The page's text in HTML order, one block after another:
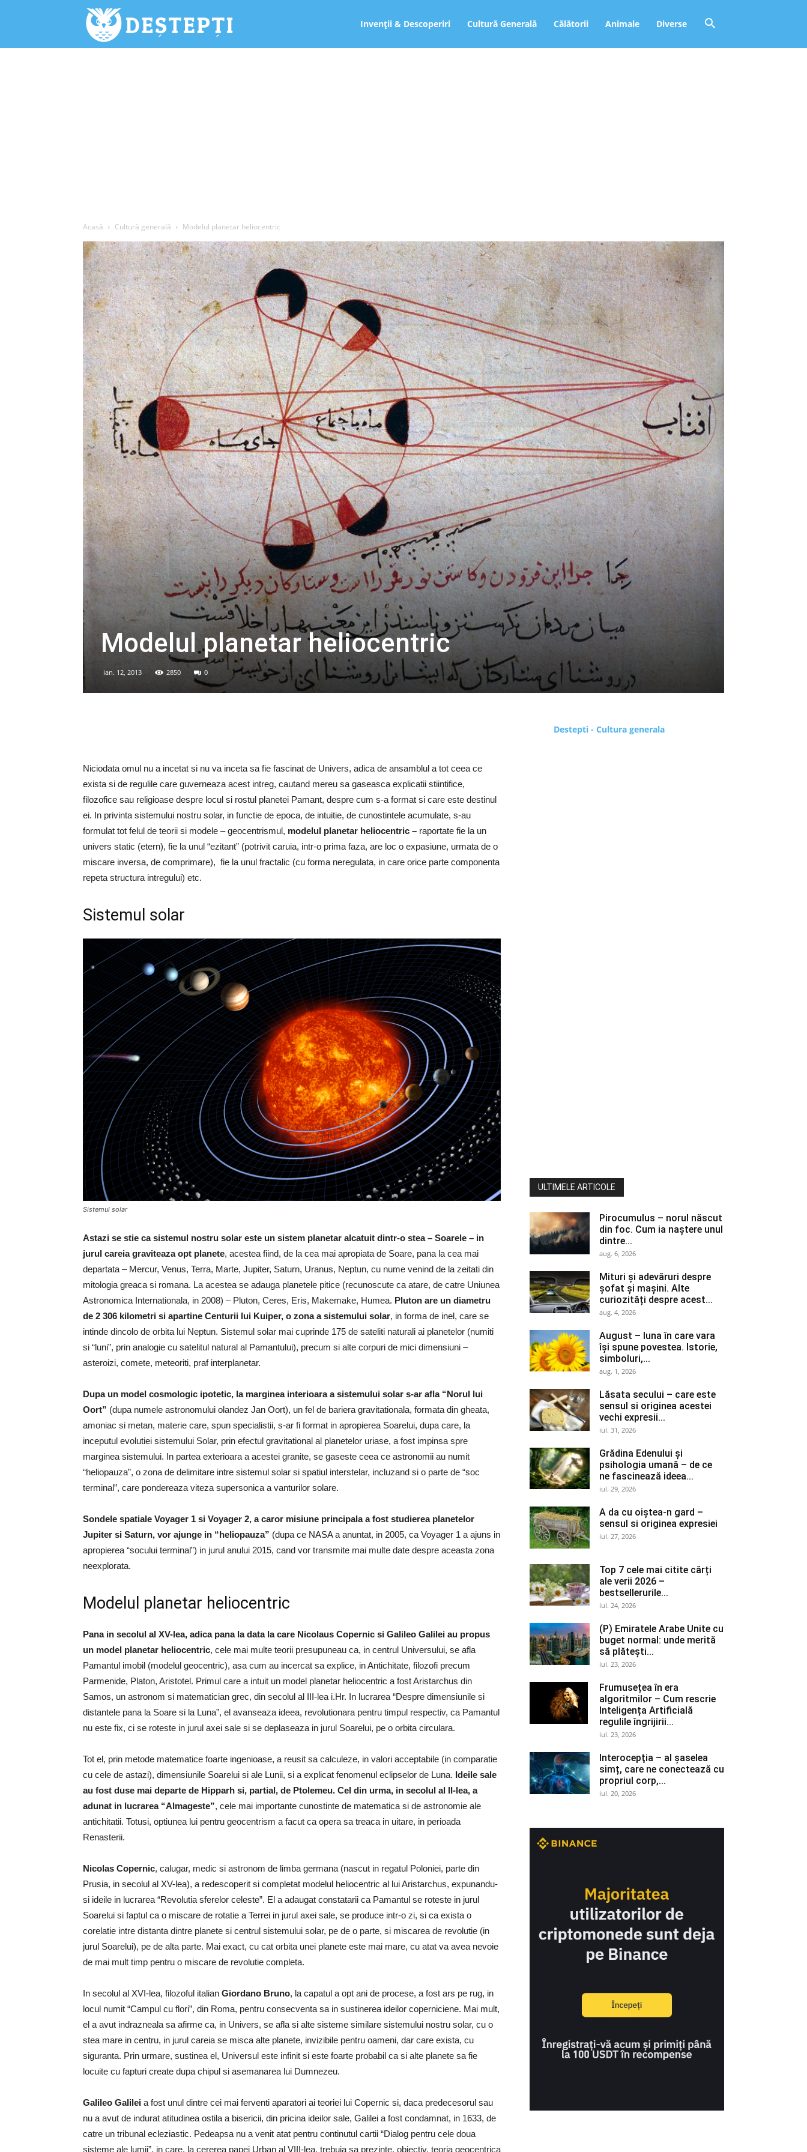
Deștepți.ro Invenții & Descoperiri Cultură Generală Călătorii Animale Diverse
Acasă Cultură generală Modelul planetar heliocentric
Modelul planetar heliocentric
ian. 12, 2013 2850 0
Niciodata omul nu a incetat si nu va inceta sa fie fascinat de Univers, adica de ansamblul a tot ceea ce
exista si de regulile care guverneaza acest intreg, cautand mereu sa gaseasca explicatii stiintifice,
filozofice sau religioase despre locul si rostul planetei Pamant, despre cum s-a format si care este destinul
ei. In privinta sistemului nostru solar, in functie de epoca, de intuitie, de cunostintele acumulate, s-au
formulat tot felul de teorii si modele – geocentrismul, modelul planetar heliocentric – raportate fie la un
univers static (etern), fie la unul “ezitant” (potrivit caruia, intr-o prima faza, are loc o expasiune, urmata de o
miscare inversa, de comprimare), fie la unul fractalic (cu forma neregulata, in care orice parte componenta
repeta structura intregului) etc.
Sistemul solar
Sistemul solar
Astazi se stie ca sistemul nostru solar este un sistem planetar alcatuit dintr-o stea – Soarele – in
jurul careia graviteaza opt planete, acestea fiind, de la cea mai apropiata de Soare, pana la cea mai
departata – Mercur, Venus, Terra, Marte, Jupiter, Saturn, Uranus, Neptun, cu nume venind de la zeitati din
mitologia greaca si romana. La acestea se adauga planetele pitice (recunoscute ca atare, de catre Uniunea
Astronomica Internationala, in 2008) – Pluton, Ceres, Eris, Makemake, Humea. Pluton are un diametru
de 2 306 kilometri si apartine Centurii lui Kuiper, o zona a sistemului solar, in forma de inel, care se
intinde dincolo de orbita lui Neptun. Sistemul solar mai cuprinde 175 de sateliti naturali ai planetelor (numiti
si “luni”, prin analogie cu satelitul natural al Pamantului), precum si alte corpuri de mici dimensiuni –
asteroizi, comete, meteoriti, praf interplanetar.
Dupa un model cosmologic ipotetic, la marginea interioara a sistemului solar s-ar afla “Norul lui
Oort” (dupa numele astronomului olandez Jan Oort), un fel de bariera gravitationala, formata din gheata,
amoniac si metan, materie care, spun specialistii, s-ar fi format in apropierea Soarelui, dupa care, la
inceputul evolutiei sistemului Solar, prin efectul gravitational al planetelor uriase, a fost impinsa spre
marginea sistemului. In partea exterioara a acestei granite, se gaseste ceea ce astronomii au numit
“heliopauza”, o zona de delimitare intre sistemul solar si spatiul interstelar, incluzand si o parte de “soc
terminal”, care pondereaza viteza supersonica a vanturilor solare.
Sondele spatiale Voyager 1 si Voyager 2, a caror misiune principala a fost studierea planetelor
Jupiter si Saturn, vor ajunge in “heliopauza” (dupa ce NASA a anuntat, in 2005, ca Voyager 1 a ajuns in
apropierea “socului terminal”) in jurul anului 2015, cand vor transmite mai multe date despre aceasta zona
neexplorata.
Modelul planetar heliocentric
Pana in secolul al XV-lea, adica pana la data la care Nicolaus Copernic si Galileo Galilei au propus
un model planetar heliocentric, cele mai multe teorii presupuneau ca, in centrul Universului, se afla
Pamantul imobil (modelul geocentric), asa cum au incercat sa explice, in Antichitate, filozofi precum
Parmenide, Platon, Aristotel. Primul care a intuit un model planetar heliocentric a fost Aristarchus din
Samos, un astronom si matematician grec, din secolul al III-lea i.Hr. In lucrarea “Despre dimensiunile si
distantele pana la Soare si la Luna”, el avanseaza ideea, revolutionara pentru timpul respectiv, ca Pamantul
nu este fix, ci se roteste in jurul axei sale si se deplaseaza in jurul Soarelui, pe o orbita circulara.
Tot el, prin metode matematice foarte ingenioase, a reusit sa calculeze, in valori acceptabile (in comparatie
cu cele de astazi), dimensiunile Soarelui si ale Lunii, si a explicat fenomenul eclipselor de Luna. Ideile sale
au fost duse mai departe de Hipparh si, partial, de Ptolemeu. Cel din urma, in secolul al II-lea, a
adunat in lucrarea “Almageste”, cele mai importante cunostinte de matematica si de astronomie ale
antichitatii. Totusi, optiunea lui pentru geocentrism a facut ca opera sa treaca in uitare, in perioada
Renasterii.
Nicolas Copernic, calugar, medic si astronom de limba germana (nascut in regatul Poloniei, parte din
Prusia, in secolul al XV-lea), a redescoperit si completat modelul heliocentric al lui Aristarchus, expunandu-
si ideile in lucrarea “Revolutia sferelor celeste”. El a adaugat constatarii ca Pamantul se roteste in jurul
Soarelui si faptul ca o miscare de rotatie a Terrei in jurul axei sale, se produce intr-o zi, si ca exista o
corelatie intre distanta dintre planete si centrul sistemului solar, pe de o parte, si miscarea de revolutie (in
jurul Soarelui), pe de alta parte. Mai exact, cu cat orbita unei planete este mai mare, cu atat va avea nevoie
de mai mult timp pentru o miscare de revolutie completa.
In secolul al XVI-lea, filozoful italian Giordano Bruno, la capatul a opt ani de procese, a fost ars pe rug, in
locul numit “Campul cu flori”, din Roma, pentru consecventa sa in sustinerea ideilor coperniciene. Mai mult,
el a avut indrazneala sa afirme ca, in Univers, se afla si alte sisteme similare sistemului nostru solar, cu o
stea mare in centru, in jurul careia se misca alte planete, invizibile pentru oameni, dar care exista, cu
siguranta. Prin urmare, sustinea el, Universul este infinit si este foarte probabil ca si alte planete sa fie
locuite cu fapturi create dupa chipul si asemanarea lui Dumnezeu.
Galileo Galilei a fost unul dintre cei mai ferventi aparatori ai teoriei lui Copernic si, daca predecesorul sau
nu a avut de indurat atitudinea ostila a bisericii, din pricina ideilor sale, Galilei a fost condamnat, in 1633, de
catre un tribunal ecleziastic. Pedeapsa nu a venit atat pentru continutul cartii “Dialog pentru cele doua
sisteme ale lumii”, in care, la cererea papei Urban al VIII-lea, trebuia sa prezinte, obiectiv, teoria geocentrica
Destepti - Cultura generala
ULTIMELE ARTICOLE
Pirocumulus – norul născut
din foc. Cum ia naștere unul
dintre...
aug. 6, 2026
Mituri și adevăruri despre
șofat și mașini. Alte
curiozități despre acest...
aug. 4, 2026
August – luna în care vara
își spune povestea. Istorie,
simboluri,...
aug. 1, 2026
Lăsata secului – care este
sensul si originea acestei
vechi expresii...
iul. 31, 2026
Grădina Edenului și
psihologia umană – de ce
ne fascinează ideea...
iul. 29, 2026
A da cu oiștea-n gard –
sensul si originea expresiei
iul. 27, 2026
Top 7 cele mai citite cărți
ale verii 2026 –
bestsellerurile...
iul. 24, 2026
(P) Emiratele Arabe Unite cu
buget normal: unde merită
să plătești...
iul. 23, 2026
Frumusețea în era
algoritmilor – Cum rescrie
Inteligența Artificială
regulile îngrijirii...
iul. 23, 2026
Interocepţia – al șaselea
simț, care ne conectează cu
propriul corp,...
iul. 20, 2026